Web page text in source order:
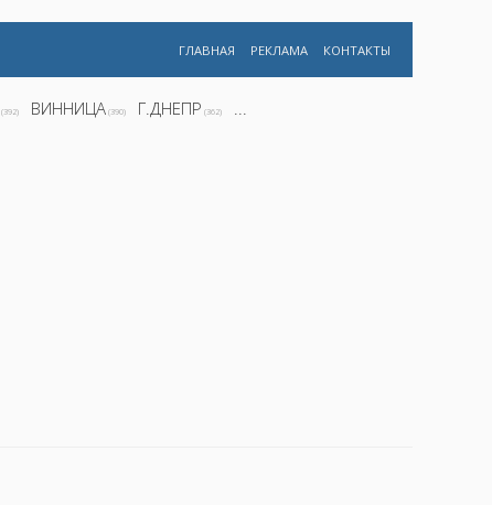
ГЛАВНАЯ РЕКЛАМА КОНТАКТЫ
(392) ВИННИЦА (390) Г.ДНЕПР (362) ...